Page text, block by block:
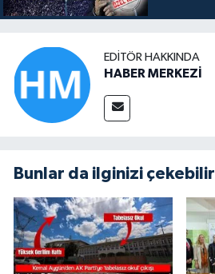
EDITÖR HAKKINDA
HABER MERKEZİ
Bunlar da ilginizi çekebilir